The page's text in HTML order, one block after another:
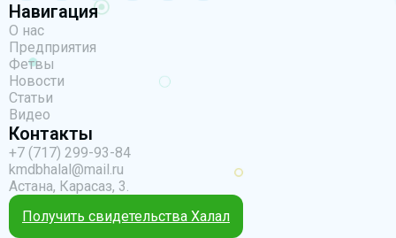
Навигация
О нас
Предприятия
Фетвы
Новости
Статьи
Видео
Контакты
+7 (717) 299-93-84
kmdbhalal@mail.ru
Астана, Карасаз, 3.
Получить свидетельства Халал